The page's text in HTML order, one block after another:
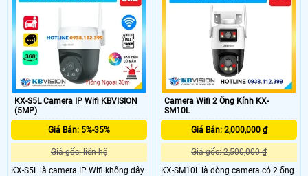
ban đêm. Công nghệ IP, chống
ngược sáng DWDR 140db, và thân
kim loại với độ nhạy sáng cực cao.
2 chiều và khe cắm thẻ nhớ lên đến
256GB. Ngoài ra, camera còn có khả
năng phân biệt người và xe, tích hợp
báo động thông minh, đạt chuẩn
IP66 chống nước, hoạt động bền bỉ
KX-S5L Camera IP Wifi KBVISION
(5MP)
Giá Bán: 5%-35%
Giá gốc: liên hệ
KX-S5L là camera IP Wifi không dây
Camera Wifi 2 Ống Kính KX-
SM10L
Giá Bán: 2,000,000 ₫
Giá gốc: 2,500,000 ₫
KX-SM10L là dòng camera có 2 ống